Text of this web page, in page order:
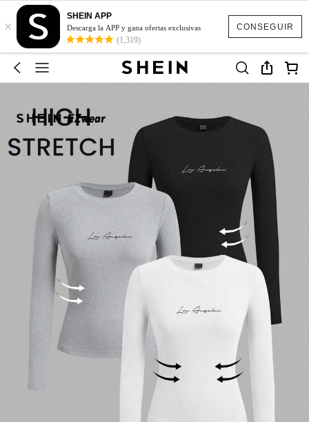
CONSEGUIR
×
SHEIN APP
Descarga la APP y gana ofertas exclusivas
(1,319)